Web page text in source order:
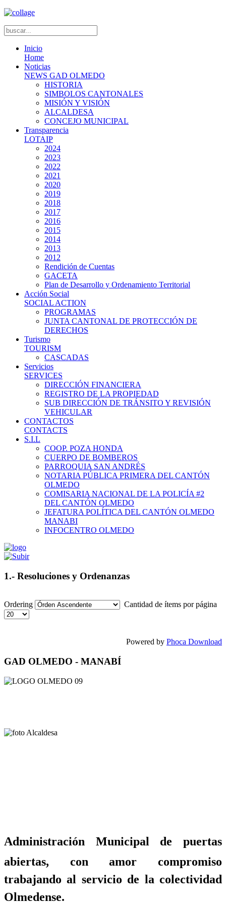
Inicio
Home
Noticias
NEWS GAD OLMEDO
HISTORIA
SIMBOLOS CANTONALES
MISIÓN Y VISIÓN
ALCALDESA
CONCEJO MUNICIPAL
Transparencia
LOTAIP
2024
2023
2022
2021
2020
2019
2018
2017
2016
2015
2014
2013
2012
Rendición de Cuentas
GACETA
Plan de Desarrollo y Ordenamiento Territorial
Acción Social
SOCIAL ACTION
PROGRAMAS
JUNTA CANTONAL DE PROTECCIÓN DE
DERECHOS
Turismo
TOURISM
CASCADAS
Servicios
SERVICES
DIRECCIÓN FINANCIERA
REGISTRO DE LA PROPIEDAD
SUB DIRECCIÓN DE TRÁNSITO Y REVISIÓN
VEHICULAR
CONTACTOS
CONTACTS
S.I.L
COOP. POZA HONDA
CUERPO DE BOMBEROS
PARROQUIA SAN ANDRÉS
NOTARIA PÚBLICA PRIMERA DEL CANTÓN
OLMEDO
COMISARIA NACIONAL DE LA POLICÍA #2
DEL CANTÓN OLMEDO
JEFATURA POLÍTICA DEL CANTÓN OLMEDO
MANABI
INFOCENTRO OLMEDO
1.- Resoluciones y Ordenanzas
Ordering Cantidad de ítems por página
Powered by Phoca Download
GAD OLMEDO - MANABÍ
Administración Municipal de puertas
abiertas, con amor compromiso
trabajando al servicio de la colectividad
Olmedense.